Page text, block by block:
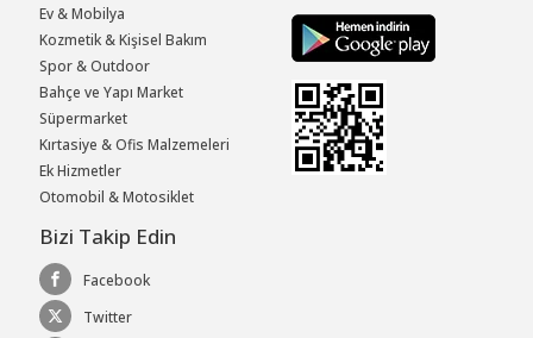
Ev & Mobilya
Kozmetik & Kişisel Bakım
Spor & Outdoor
Bahçe ve Yapı Market
Süpermarket
Kırtasiye & Ofis Malzemeleri
Ek Hizmetler
Otomobil & Motosiklet
Bizi Takip Edin
Facebook
Twitter